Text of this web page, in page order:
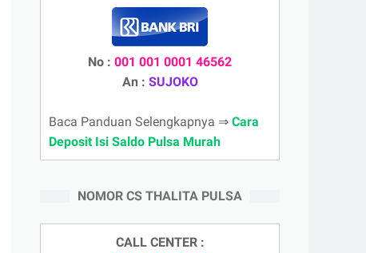
No : 001 001 0001 46562
An : SUJOKO
Baca Panduan Selengkapnya ⇒ Cara
Deposit Isi Saldo Pulsa Murah
NOMOR CS THALITA PULSA
CALL CENTER :